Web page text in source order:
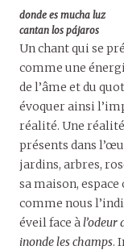
donde es
cantan los
Un chant qui se
comme une
de l’âme et du
évoquer ainsi
réalité. Une
présents dans
jardins, arbres,
sa maison,
comme nous
éveil face àl’odeur
inonde les champs.